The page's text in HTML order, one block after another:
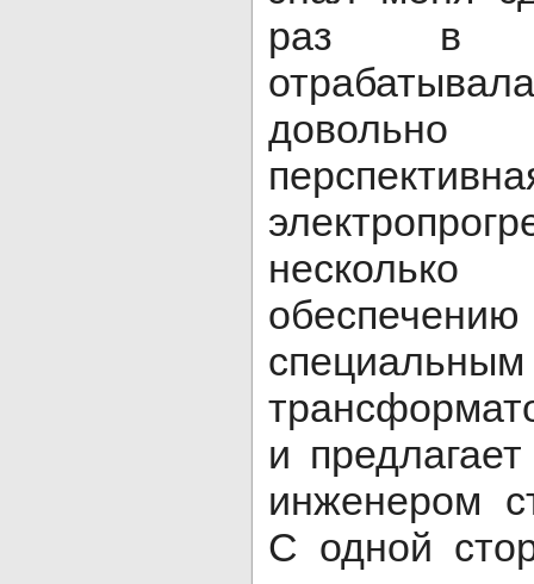
раз в
и
инженером
С одной